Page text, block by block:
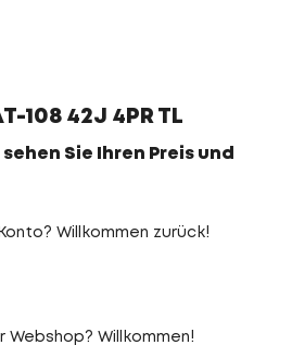
108 42J 4PR TL
Sie Ihren Preis und
Willkommen zurück!
Webshop? Willkommen!